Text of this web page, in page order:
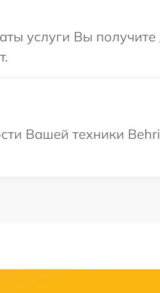
услуги Вы
Вашей техники